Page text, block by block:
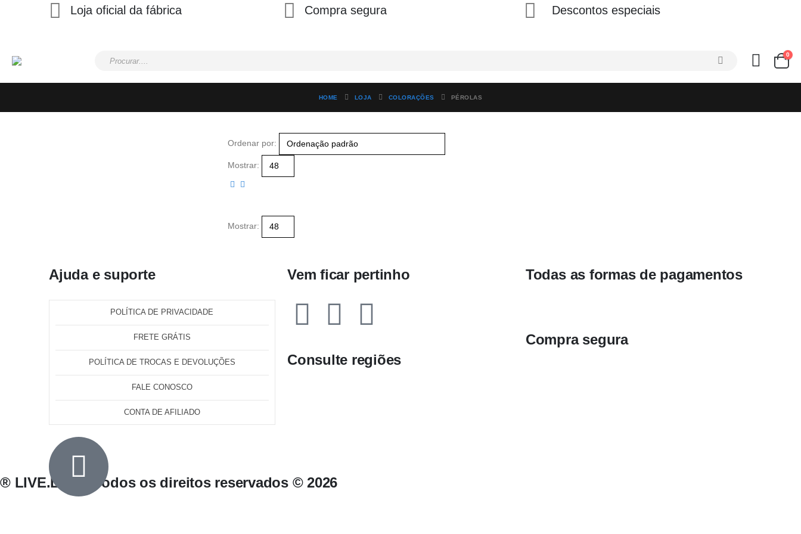
Loja oficial da fábrica Compra segura Descontos especiais
0
HOME LOJA COLORAÇÕES PÉROLAS
Ordenar por:
Mostrar:
Mostrar:
Ajuda e suporte
POLÍTICA DE PRIVACIDADE
FRETE GRÁTIS
POLÍTICA DE TROCAS E DEVOLUÇÕES
FALE CONOSCO
CONTA DE AFILIADO
Vem ficar pertinho
Consulte regiões
Todas as formas de pagamentos
Compra segura
® LIVE.LIFE - Todos os direitos reservados © 2026